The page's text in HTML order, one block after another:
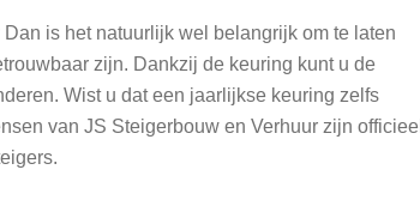
is het natuurlijk wel belangrijk om te laten
zijn. Dankzij de keuring kunt u de
Wist u dat een jaarlijkse keuring zelfs
van JS Steigerbouw en Verhuur zijn officieel